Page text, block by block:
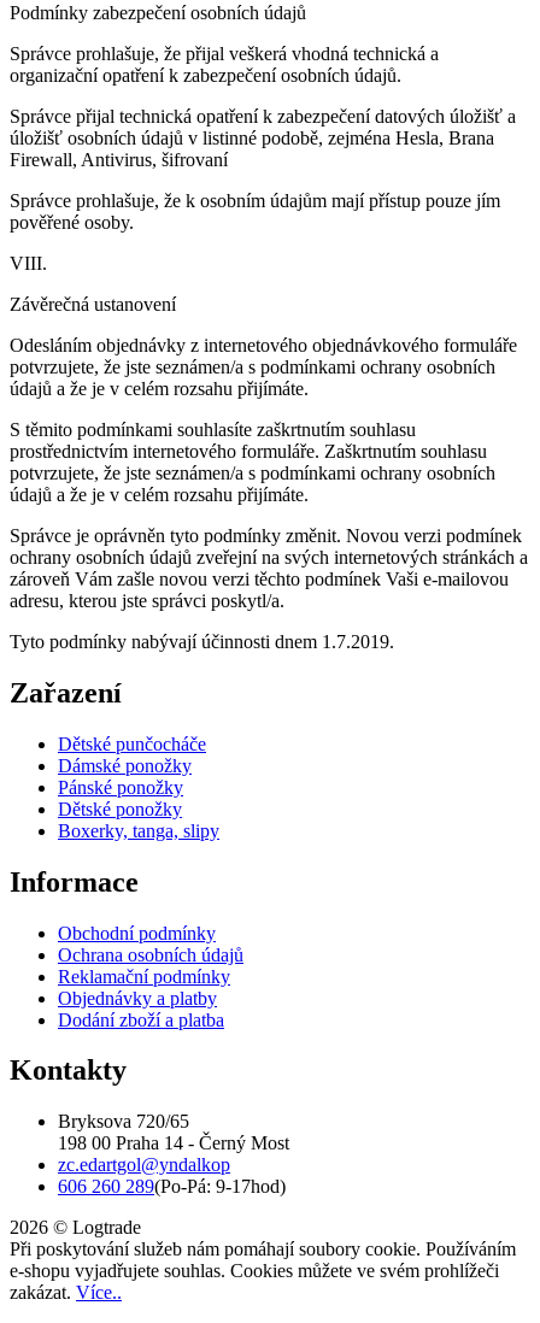
Podmínky zabezpečení osobních údajů
Správce prohlašuje, že přijal veškerá vhodná technická a
organizační opatření k zabezpečení osobních údajů.
Správce přijal technická opatření k zabezpečení datových úložišť a
úložišť osobních údajů v listinné podobě, zejména Hesla, Brana
Firewall, Antivirus, šifrovaní
Správce prohlašuje, že k osobním údajům mají přístup pouze jím
pověřené osoby.
VIII.
Závěrečná ustanovení
Odesláním objednávky z internetového objednávkového formuláře
potvrzujete, že jste seznámen/a s podmínkami ochrany osobních
údajů a že je v celém rozsahu přijímáte.
S těmito podmínkami souhlasíte zaškrtnutím souhlasu
prostřednictvím internetového formuláře. Zaškrtnutím souhlasu
potvrzujete, že jste seznámen/a s podmínkami ochrany osobních
údajů a že je v celém rozsahu přijímáte.
Správce je oprávněn tyto podmínky změnit. Novou verzi podmínek
ochrany osobních údajů zveřejní na svých internetových stránkách a
zároveň Vám zašle novou verzi těchto podmínek Vaši e-mailovou
adresu, kterou jste správci poskytl/a.
Tyto podmínky nabývají účinnosti dnem 1.7.2019.
Zařazení
Dětské punčocháče
Dámské ponožky
Pánské ponožky
Dětské ponožky
Boxerky, tanga, slipy
Informace
Obchodní podmínky
Ochrana osobních údajů
Reklamační podmínky
Objednávky a platby
Dodání zboží a platba
Kontakty
Bryksova 720/65
198 00 Praha 14 - Černý Most
zc.edartgol@yndalkop
606 260 289(Po-Pá: 9-17hod)
2026 © Logtrade
Při poskytování služeb nám pomáhají soubory cookie. Používáním
e-shopu vyjadřujete souhlas. Cookies můžete ve svém prohlížeči
zakázat. Více..